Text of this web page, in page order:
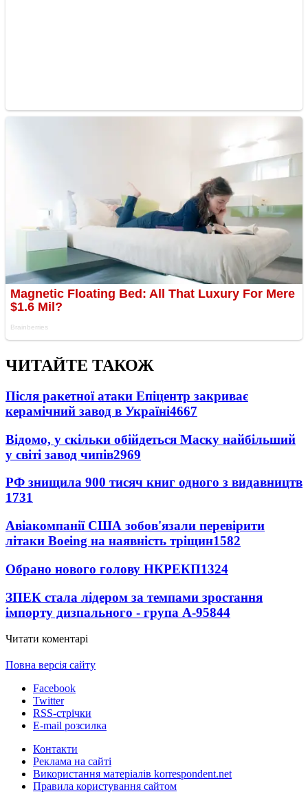
ЧИТАЙТЕ ТАКОЖ
Після ракетної атаки Епіцентр закриває
керамічний завод в Україні4667
Відомо, у скільки обійдеться Маску найбільший
у світі завод чипів2969
РФ знищила 900 тисяч книг одного з видавництв
1731
Авіакомпанії США зобов'язали перевірити
літаки Boeing на наявність тріщин1582
Обрано нового голову НКРЕКП1324
ЗПЕК стала лідером за темпами зростання
імпорту дизпального - група А-95844
Читати коментарі
Повна версія сайту
Facebook
Twitter
RSS-стрічки
E-mail розсилка
Контакти
Реклама на сайті
Використання матеріалів korrespondent.net
Правила користування сайтом